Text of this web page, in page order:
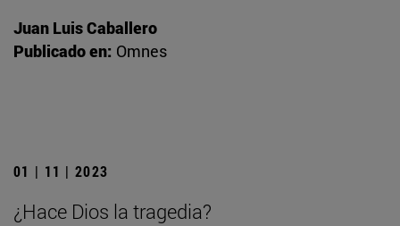
Juan Luis Caballero
Publicado en: Omnes
01 | 11 | 2023
¿Hace Dios la tragedia?